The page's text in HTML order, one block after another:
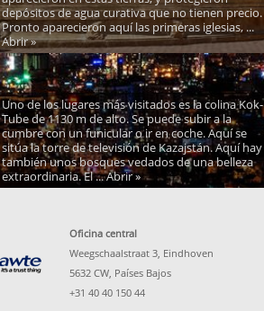
depósitos de agua curativa que no tienen precio.
Pronto aparecieron aquí las primeras iglesias, ...
Abrir »
Uno de los lugares más visitados es la colina Kok-
Tube de 1130 m de alto. Se puede subir a la
cumbre con un funicular o ir en coche. Aquí se
sitúa la torre de televisión de Kazajstán. Aquí hay
también unos bosques vedados de una belleza
extraordinaria. El ... Abrir »
Oficina central
Weegschaalstraat 3, Eindhoven
5632 CW, Países Bajos
+31 40 40 150 44